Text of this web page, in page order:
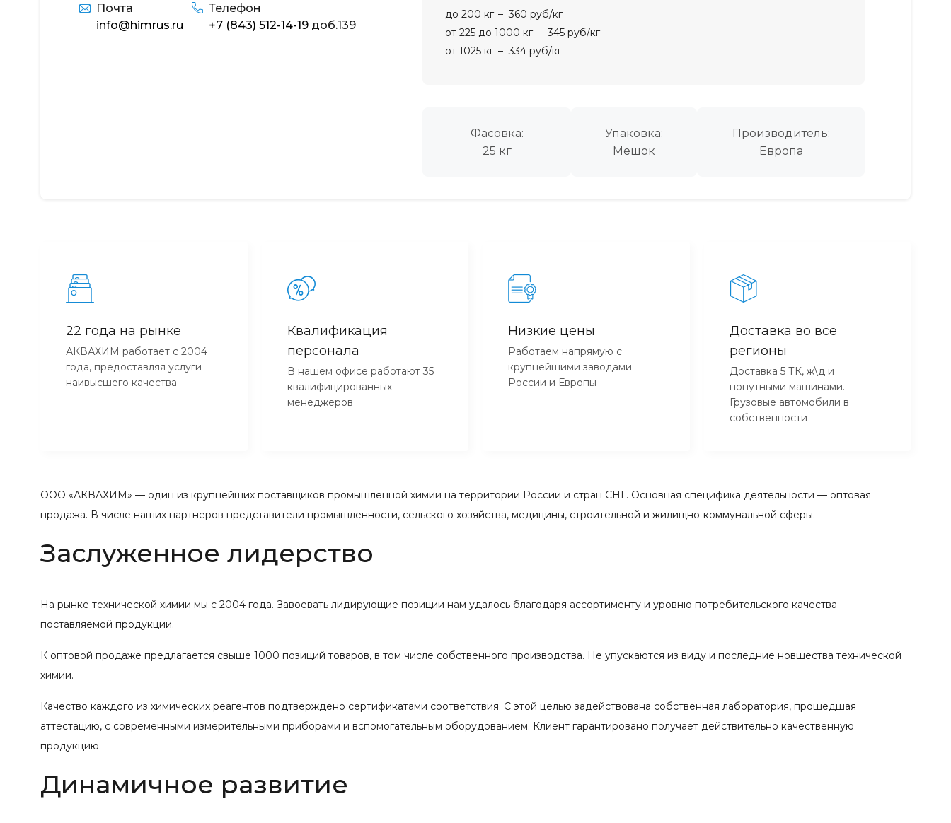
Почта
info@himrus.ru
Телефон
+7 (843) 512-14-19 доб.139
Фасовка:
25 кг
Упаковка:
Мешок
Производитель:
Европа
до 200 кг
360 руб/кг
от 225 до 1000 кг
345 руб/кг
от 1025 кг
334 руб/кг
22 года на рынке
АКВАХИМ работает с 2004
года, предоставляя услуги
наивысшего качества
Квалификация
персонала
В нашем офисе работают 35
квалифицированных
менеджеров
Низкие цены
Работаем напрямую с
крупнейшими заводами
России и Европы
Доставка во все
регионы
Доставка 5 ТК, ж\д и
попутными машинами.
Грузовые автомобили в
собственности
ООО «АКВАХИМ» — один из крупнейших поставщиков промышленной химии на территории России и стран СНГ. Основная специфика деятельности — оптовая
продажа. В числе наших партнеров представители промышленности, сельского хозяйства, медицины, строительной и жилищно-коммунальной сферы.
Заслуженное лидерство
На рынке технической химии мы с 2004 года. Завоевать лидирующие позиции нам удалось благодаря ассортименту и уровню потребительского качества
поставляемой продукции.
К оптовой продаже предлагается свыше 1000 позиций товаров, в том числе собственного производства. Не упускаются из виду и последние новшества технической
химии.
Качество каждого из химических реагентов подтверждено сертификатами соответствия. С этой целью задействована собственная лаборатория, прошедшая
аттестацию, с современными измерительными приборами и вспомогательным оборудованием. Клиент гарантировано получает действительно качественную
продукцию.
Динамичное развитие